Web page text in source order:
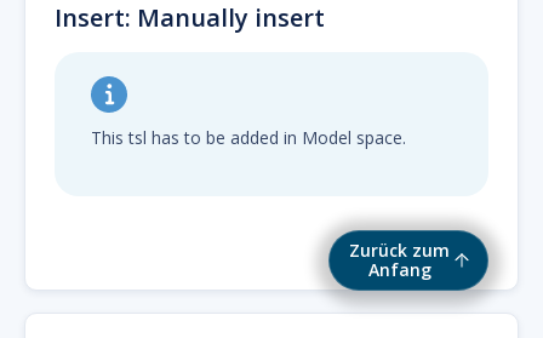
Zurück zum
Anfang
Insert: Manually insert
This tsl has to be added in Model space.